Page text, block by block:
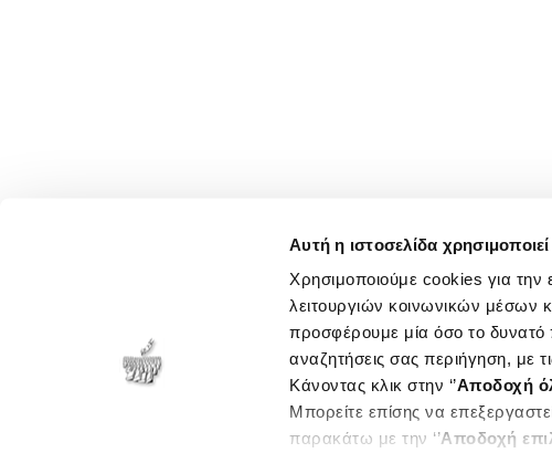
Αυτή η ιστοσελίδα
Χρησιμοποιούμε cookies για την
λειτουργιών κοινωνικών μέσων
προσφέρουμε μία όσο το δυνατό
αναζητήσεις σας περιήγηση, με
Κάνοντας κλικ στην ‘’Αποδοχή
Μπορείτε επίσης να
παρακάτω με την ‘’Αποδοχή